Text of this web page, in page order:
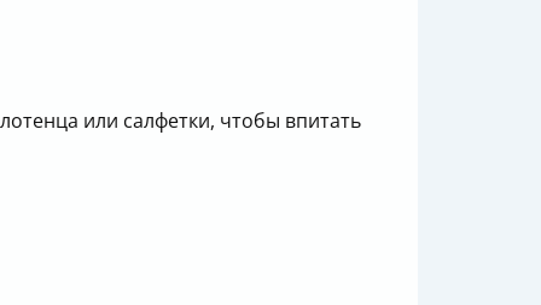
или салфетки, чтобы впитать